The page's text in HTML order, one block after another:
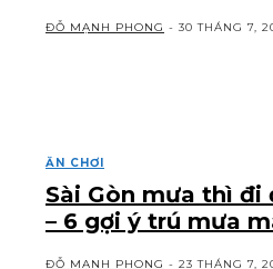
ĐỖ MẠNH PHONG - 30 THÁNG 7,
ĂN CHƠI
Sài Gòn mưa thì đi
– 6 gợi ý trú mưa
ĐỖ MẠNH PHONG - 23 THÁNG 7,